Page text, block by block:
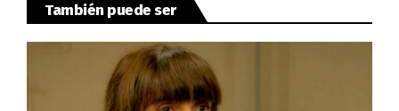
También puede ser